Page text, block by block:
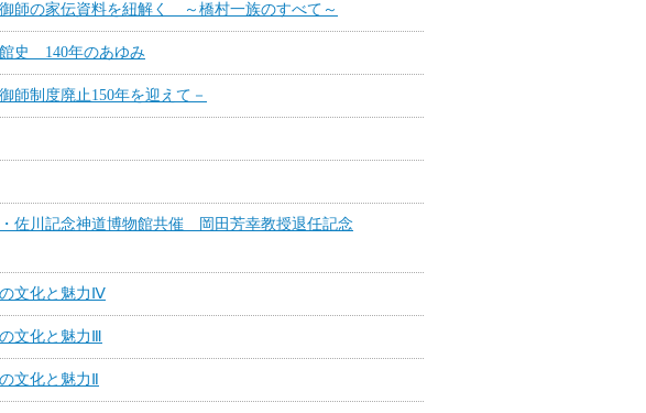
師の家伝資料を紐解く ～橋村一族のすべて～
館史 140年のあゆみ
師制度廃止150年を迎えて－
佐川記念神道博物館共催 岡田芳幸教授退任記念
の文化と魅力Ⅳ
文化と魅力Ⅲ
文化と魅力Ⅱ